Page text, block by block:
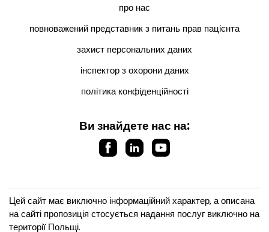
про нас
повноважений представник з питань прав пацієнта
захист персональних даних
інспектор з охорони даних
політика конфіденційності
Ви знайдете нас на:
Цей сайт має виключно інформаційний характер, а описана
на сайті пропозиція стосується надання послуг виключно на
території Польщі.